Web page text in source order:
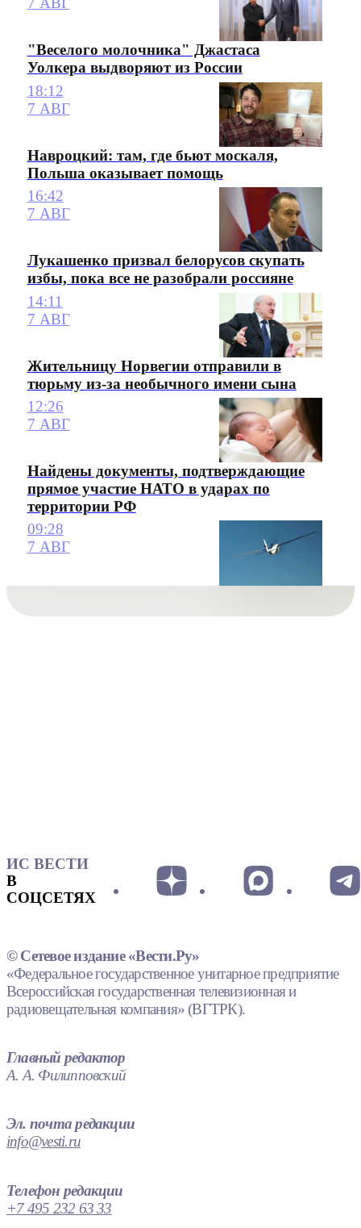
"Веселого молочника" Джастаса
Уолкера выдворяют из России
18:12
7 АВГ
Навроцкий: там, где бьют москаля,
Польша оказывает помощь
16:42
7 АВГ
Лукашенко призвал белорусов скупать
избы, пока все не разобрали россияне
14:11
7 АВГ
Жительницу Норвегии отправили в
тюрьму из-за необычного имени сына
12:26
7 АВГ
Найдены документы, подтверждающие
прямое участие НАТО в ударах по
территории РФ
09:28
7 АВГ
ИС ВЕСТИ
В
СОЦСЕТЯХ
© Сетевое издание «Вести.Ру»
«Федеральное государственное унитарное предприятие
Всероссийская государственная телевизионная и
радиовещательная компания» (ВГТРК).
Главный редактор
А. А. Филипповский
Эл. почта редакции
info@vesti.ru
Телефон редакции
+7 495 232 63 33